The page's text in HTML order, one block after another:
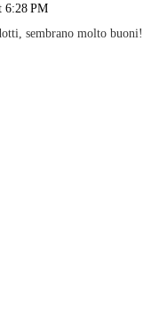
6:28 PM
sembrano molto buoni!